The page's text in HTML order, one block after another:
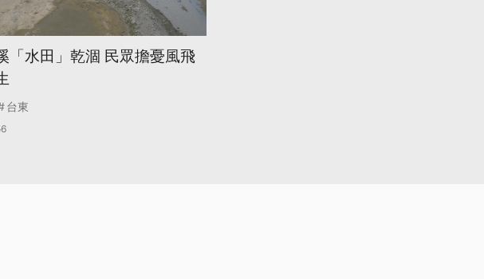
「水田」乾涸 民眾擔憂風飛
台東